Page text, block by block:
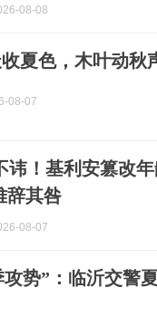
08-08
夏色，木叶动秋
08-07
讳！基利安篡改
辞其咎
08-07
攻势”：临沂交警